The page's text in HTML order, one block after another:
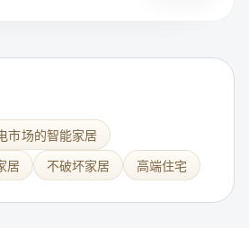
市场的智能家居
居
不破坏家居 高端住宅